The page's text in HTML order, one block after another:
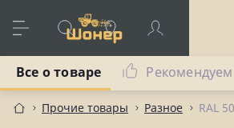
Прочие товары Разное RAL
Все о товаре Рекомендуем